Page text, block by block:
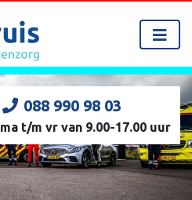
088 990 98 03
ma t/m vr van 9.00-17.00 uur